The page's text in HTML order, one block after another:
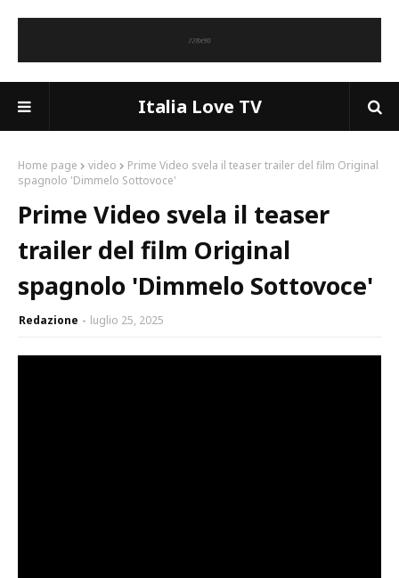
Italia Love TV
Home page video
Prime Video svela il teaser trailer del film Original
spagnolo 'Dimmelo Sottovoce'
Prime Video svela il teaser
trailer del film Original
spagnolo 'Dimmelo Sottovoce'
Redazione luglio 25, 2025